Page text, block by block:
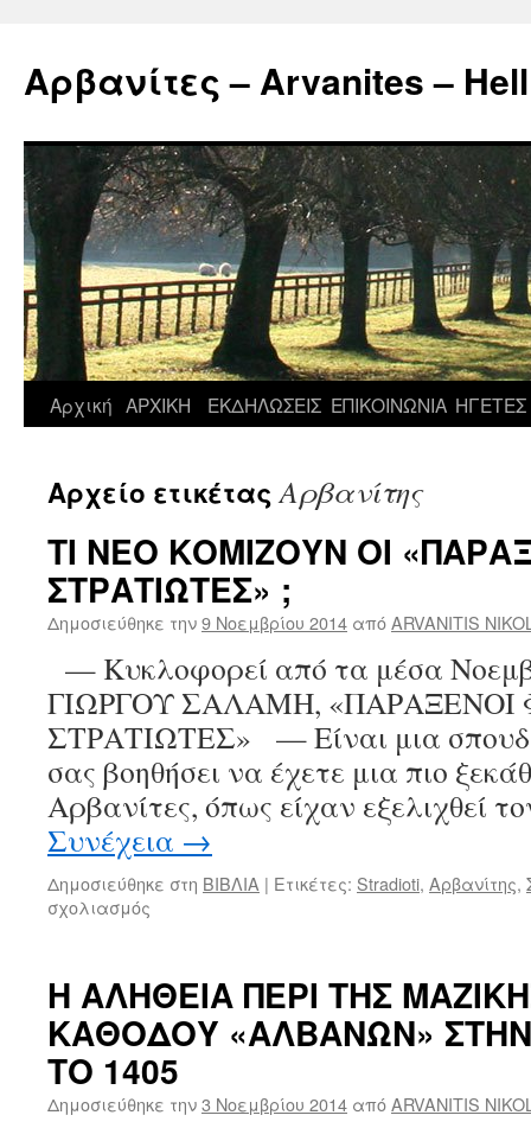
περιεχόμενο
Αρβανίτες – Arvanites –
Αρχική ΑΡΧΙΚΗ ΕΚΔΗΛΩΣΕΙΣ ΕΠΙΚΟΙΝΩΝΙΑ ΗΓΕΤΕΣ
Αρχείο ετικέταςΑρβανίτης
ΤΙ ΝΕΟ ΚΟΜΙΖΟΥΝ ΟΙ
ΣΤΡΑΤΙΩΤΕΣ» ;
Δημοσιεύθηκε την9 Νοεμβρίου 2014 απόARVANITIS
— Κυκλοφορεί από τα μέσα
ΓΙΩΡΓΟΥ ΣΑΛΑΜΗ, «ΠΑΡΑΞΕΝΟΙ
ΣΤΡΑΤΙΩΤΕΣ» — Είναι μια
σας βοηθήσει να έχετε μια πιο
Αρβανίτες, όπως είχαν εξελιχθεί
Συνέχεια →
Δημοσιεύθηκε στη ΒΙΒΛΙΑ | Ετικέτες: Stradioti, Αρβανίτης,
σχολιασμός
ΚΟΜΙΖΟΥΝ
ΟΙ
«ΠΑΡΑΞΕΝΟΙ
ΦΤΩΧΟΙ
ΣΤΡΑΤΙΩΤΕΣ»
;
Η ΑΛΗΘΕΙΑ ΠΕΡΙ ΤΗΣ
ΚΑΘΟΔΟΥ «ΑΛΒΑΝΩΝ»
ΤΟ 1405
Δημοσιεύθηκε την3 Νοεμβρίου 2014 απόARVANITIS